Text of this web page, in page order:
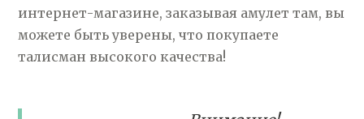
интернет-магазине, заказывая амулет там, вы
можете быть уверены, что покупаете
талисман высокого качества!